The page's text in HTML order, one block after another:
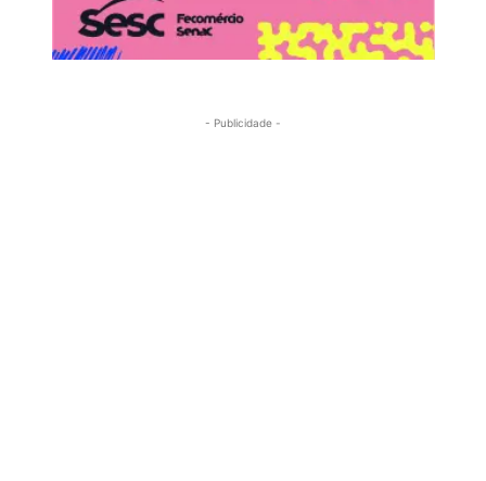
- Publicidade -